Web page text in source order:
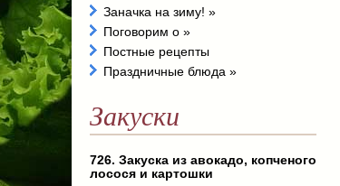
Заначка на зиму! »
Поговорим о »
Постные рецепты
Праздничные блюда »
Закуски
726. Закуска из авокадо, копченого
лосося и картошки